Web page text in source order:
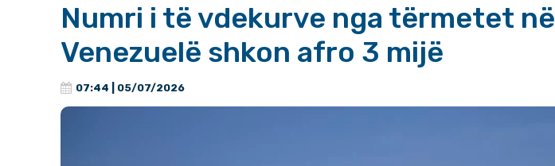
Numri i të vdekurve nga tërmetet në
Venezuelë shkon afro 3 mijë
07:44 | 05/07/2026